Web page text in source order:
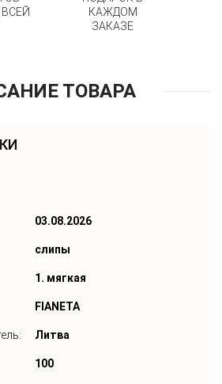
КАЖДОМ
ЗАКАЗЕ
ТОВАРА
03.08.2026
слипы
1. мягкая
FIANETA
Литва
100